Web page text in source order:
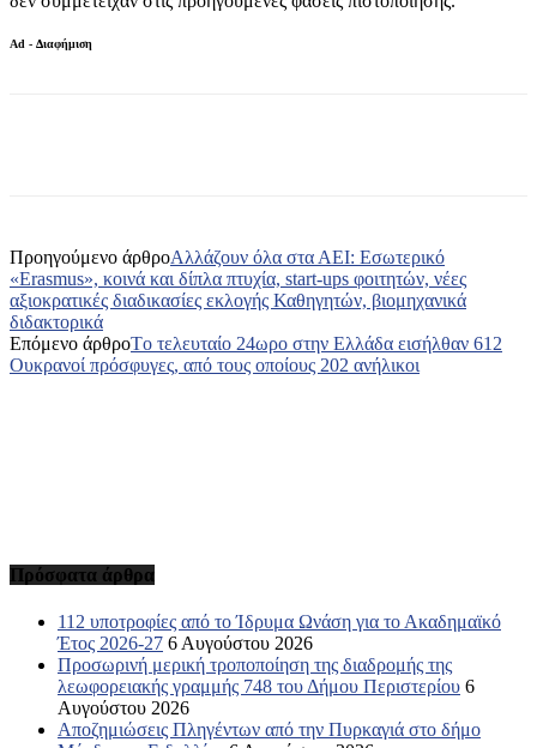
Ad - Διαφήμιση
Προηγούμενο άρθροΑλλάζουν όλα στα ΑΕΙ: Εσωτερικό
«Erasmus», κοινά και δίπλα πτυχία, start-ups φοιτητών, νέες
αξιοκρατικές διαδικασίες εκλογής Καθηγητών, βιομηχανικά
διδακτορικά
Επόμενο άρθροTο τελευταίο 24ωρο στην Ελλάδα εισήλθαν 612
Ουκρανοί πρόσφυγες, από τους οποίους 202 ανήλικοι
Πρόσφατα άρθρα
112 υποτροφίες από το Ίδρυμα Ωνάση για το Ακαδημαϊκό
Έτος 2026-27 6 Αυγούστου 2026
Προσωρινή μερική τροποποίηση της διαδρομής της
λεωφορειακής γραμμής 748 του Δήμου Περιστερίου 6
Αυγούστου 2026
Αποζημιώσεις Πληγέντων από την Πυρκαγιά στο δήμο